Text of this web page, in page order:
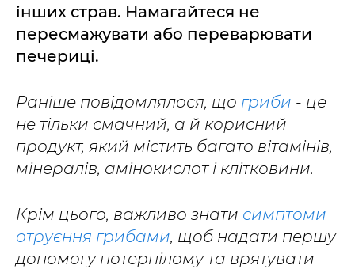
інших страв. Намагайтеся не
пересмажувати або переварювати
печериці.
Раніше повідомлялося, що гриби - це
не тільки смачний, а й корисний
продукт, який містить багато вітамінів,
мінералів, амінокислот і клітковини.
Крім цього, важливо знати симптоми
отруєння грибами, щоб надати першу
допомогу потерпілому та врятувати